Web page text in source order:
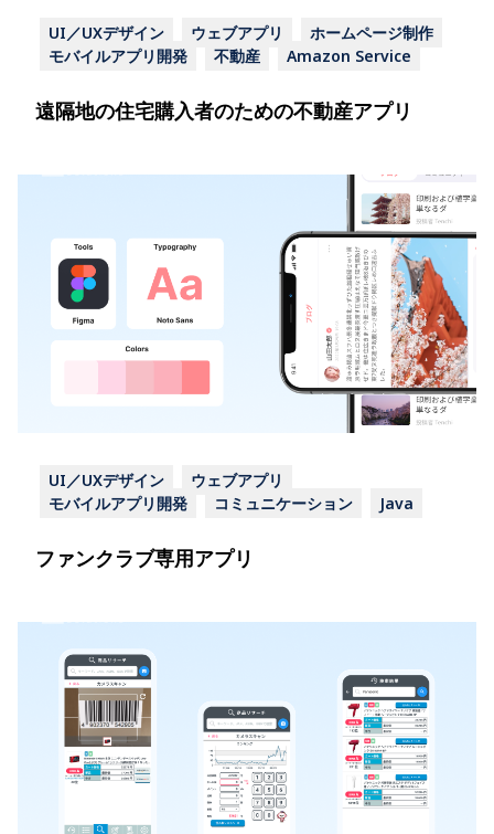
UI／UXデザイン ウェブアプリ
ホームページ制作
モバイルアプリ開発
不動産 Amazon Service
遠隔地の住宅購入者のための不動産アプリ
UI／UXデザイン
ウェブアプリ
モバイルアプリ開発
コミュニケーション Java
ファンクラブ専用アプリ